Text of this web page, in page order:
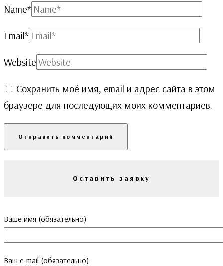
Name*
Email*
Website
Сохранить моё имя, email и адрес сайта в этом
браузере для последующих моих комментариев.
Оставить заявку
Ваше имя (обязательно)
Ваш e-mail (обязательно)